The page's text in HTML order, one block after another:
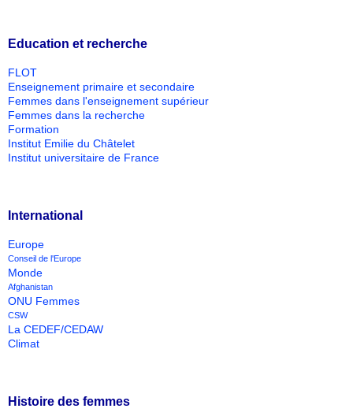
Education et recherche
FLOT
Enseignement primaire et secondaire
Femmes dans l'enseignement supérieur
Femmes dans la recherche
Formation
Institut Emilie du Châtelet
Institut universitaire de France
International
Europe
Conseil de l'Europe
Monde
Afghanistan
ONU Femmes
CSW
La CEDEF/CEDAW
Climat
Histoire des femmes